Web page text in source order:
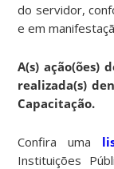
do servidor,
e em
A(s) ação(ões)
realizada(s)
Capacitação.
Confira uma
Instituições